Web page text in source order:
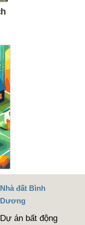
Nhà đất Bình
Dương
Dự án bất động